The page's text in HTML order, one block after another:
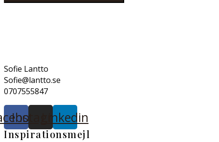
Sofie Lantto
Sofie@lantto.se
0707555847
InstagramLinkedin
Inspirationsmejl